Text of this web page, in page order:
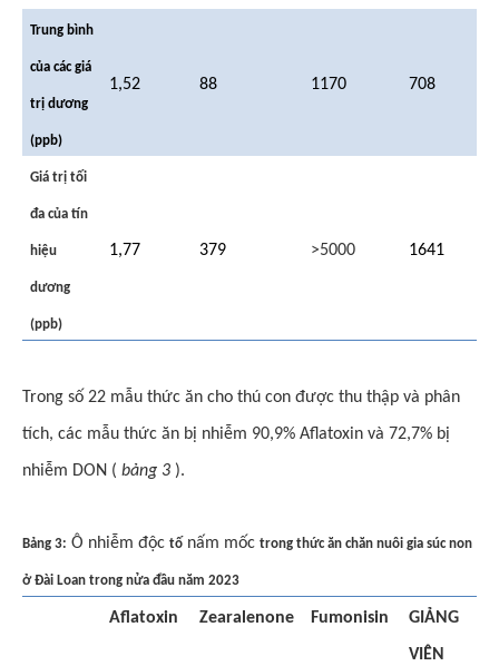
Trung bình
của các giá
trị dương
(ppb)
1,52 88 1170 708
Giá trị tối
đa của tín
hiệu
dương
(ppb)
1,77 379 >5000 1641
Trong số 22 mẫu thức ăn cho thú con được thu thập và phân
tích, các mẫu thức ăn bị nhiễm 90,9% Aflatoxin và 72,7% bị
nhiễm DON ( bảng 3 ).
Bảng 3: Ô nhiễm độc tố nấm mốc trong thức ăn chăn nuôi gia súc non
ở Đài Loan trong nửa đầu năm 2023
Aflatoxin Zearalenone Fumonisin GIẢNG
VIÊN